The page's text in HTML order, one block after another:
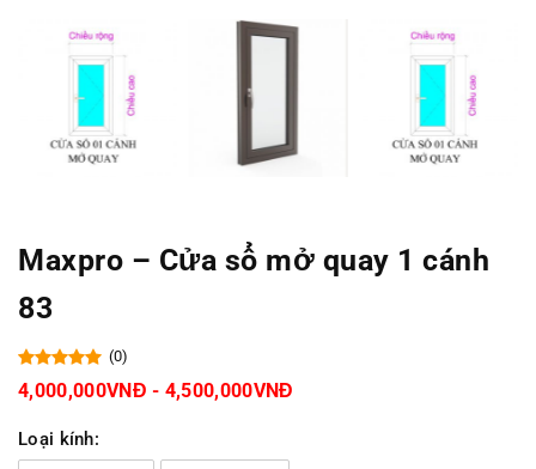
Maxpro – Cửa sổ mở quay 1 cánh
83
(0)
4,000,000VNĐ - 4,500,000VNĐ
Loại kính: